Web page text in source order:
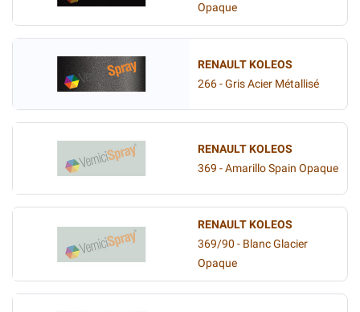
Opaque
RENAULT KOLEOS
266 - Gris Acier Métallisé
RENAULT KOLEOS
369 - Amarillo Spain Opaque
RENAULT KOLEOS
369/90 - Blanc Glacier
Opaque